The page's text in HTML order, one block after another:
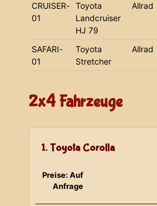
CRUISER-
01
Toyota
Landcruiser
HJ 79
Allrad
SAFARI-
01
Toyota
Stretcher
Allrad
2x4 Fahrzeuge
1. Toyota Corolla
Preise: Auf
Anfrage